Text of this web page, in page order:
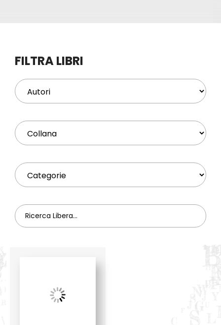
Profilo
FILTRA LIBRI